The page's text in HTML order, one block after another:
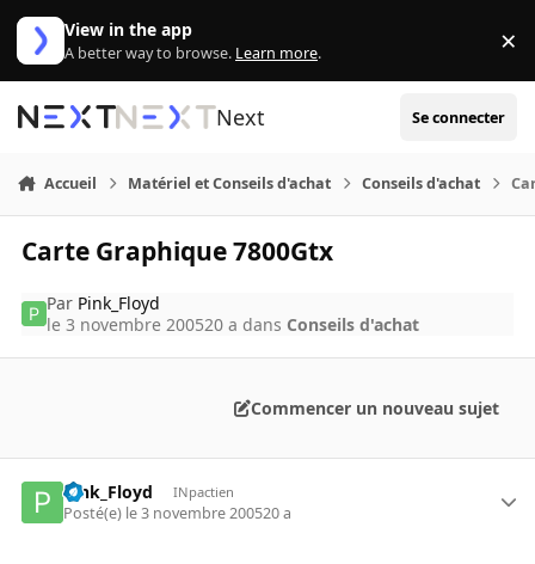
Aller au contenu
View in the app
A better way to browse. Learn more. ×
Next Se connecter
Accueil Matériel et Conseils d'achat Conseils d'achat
Carte Graphique 7800Gtx
Par Pink_Floyd
le 3 novembre 200520 a dans Conseils d'achat
Commencer un nouveau sujet
Pink_Floyd INpactien
Posté(e) le 3 novembre 200520 a